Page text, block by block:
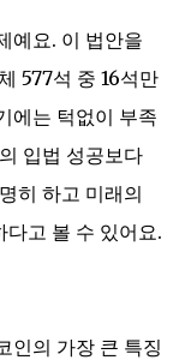
예요. 이 법안을
577석 중 16석만
에는 턱없이 부족
입법 성공보다
히 하고 미래의
고 볼 수 있어요.
인의 가장 큰 특징